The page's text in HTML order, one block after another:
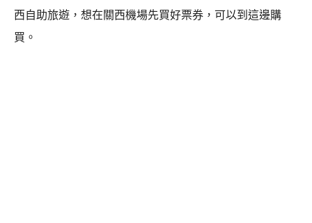
西自助旅遊，想在關西機場先買好票券，可以到這邊購
買。